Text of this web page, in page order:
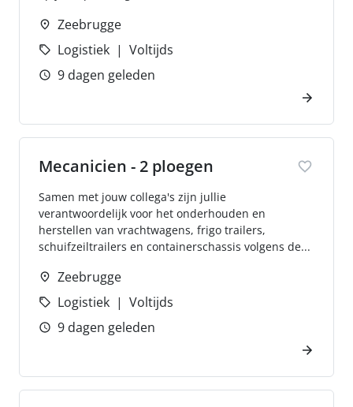
Zeebrugge
Logistiek
Voltijds
9 dagen geleden
Mecanicien - 2 ploegen
Samen met jouw collega's zijn jullie
verantwoordelijk voor het onderhouden en
herstellen van vrachtwagens, frigo trailers,
schuifzeiltrailers en containerschassis volgens de...
Zeebrugge
Logistiek
Voltijds
9 dagen geleden